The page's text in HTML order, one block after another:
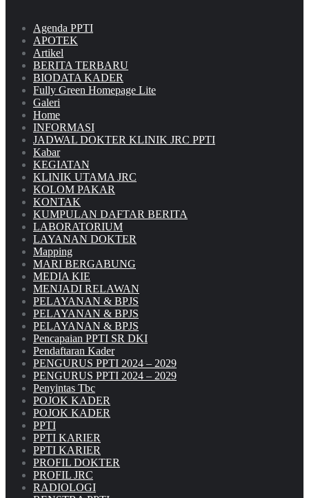
Agenda PPTI
APOTEK
Artikel
BERITA TERBARU
BIODATA KADER
Fully Green Homepage Lite
Galeri
Home
INFORMASI
JADWAL DOKTER KLINIK JRC PPTI
Kabar
KEGIATAN
KLINIK UTAMA JRC
KOLOM PAKAR
KONTAK
KUMPULAN DAFTAR BERITA
LABORATORIUM
LAYANAN DOKTER
Mapping
MARI BERGABUNG
MEDIA KIE
MENJADI RELAWAN
PELAYANAN & BPJS
PELAYANAN & BPJS
PELAYANAN & BPJS
Pencapaian PPTI SR DKI
Pendaftaran Kader
PENGURUS PPTI 2024 – 2029
PENGURUS PPTI 2024 – 2029
Penyintas Tbc
POJOK KADER
POJOK KADER
PPTI
PPTI KARIER
PPTI KARIER
PROFIL DOKTER
PROFIL JRC
RADIOLOGI